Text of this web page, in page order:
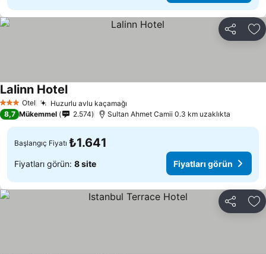
Paylaş
3 YıldızOtel Huzurlu avlu kaçamağı
Lalinn HotelFiyatları görün
8,7 Mükemmel 2.574 Sultan Ahmet Camii 0.3 km uzaklıkta
Başlangıç Fiyatı ₺1.641
Fiyatları görün: 8 site Fiyatları görün
Paylaş